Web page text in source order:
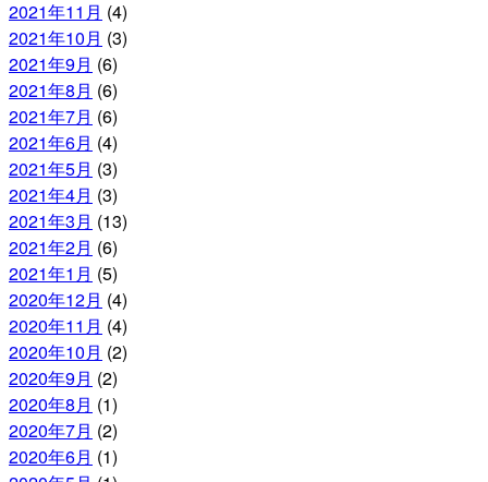
2021年11月 (4)
2021年10月 (3)
2021年9月 (6)
2021年8月 (6)
2021年7月 (6)
2021年6月 (4)
2021年5月 (3)
2021年4月 (3)
2021年3月 (13)
2021年2月 (6)
2021年1月 (5)
2020年12月 (4)
2020年11月 (4)
2020年10月 (2)
2020年9月 (2)
2020年8月 (1)
2020年7月 (2)
2020年6月 (1)